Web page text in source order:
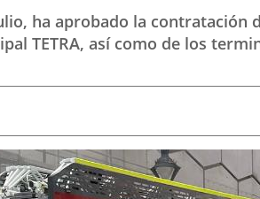
ha aprobado la
TETRA, así como de los